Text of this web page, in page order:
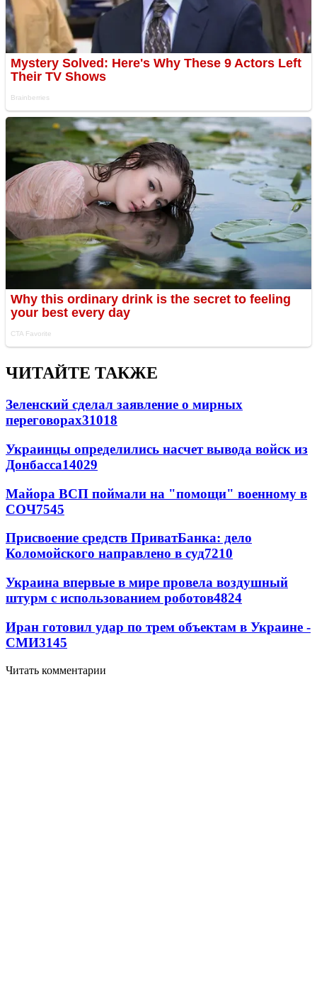
ЧИТАЙТЕ ТАКЖЕ
Зеленский сделал заявление о мирных
переговорах31018
Украинцы определились насчет вывода войск из
Донбасса14029
Майора ВСП поймали на "помощи" военному в
СОЧ7545
Присвоение средств ПриватБанка: дело
Коломойского направлено в суд7210
Украина впервые в мире провела воздушный
штурм с использованием роботов4824
Иран готовил удар по трем объектам в Украине -
СМИ3145
Читать комментарии